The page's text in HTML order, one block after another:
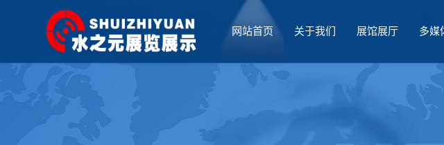
网站首页 关于我们 展馆展厅 多媒